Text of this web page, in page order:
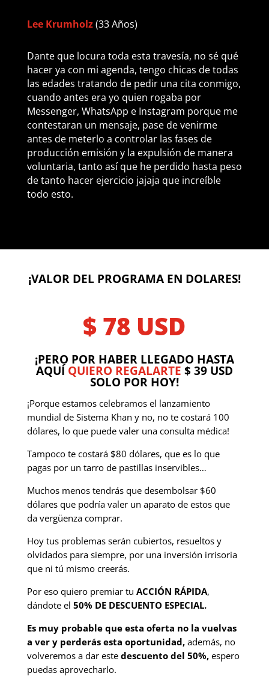
Lee Krumholz(33 Años)
Dante que locura toda esta travesía, no sé qué
hacer ya con mi agenda, tengo chicas de todas
las edades tratando de pedir una cita conmigo,
cuando antes era yo quien rogaba por
Messenger, WhatsApp e Instagram porque me
contestaran un mensaje, pase de venirme
antes de meterlo a controlar las fases de
producción emisión y la expulsión de manera
voluntaria, tanto así que he perdido hasta peso
de tanto hacer ejercicio jajaja que increíble
todo esto.
¡VALOR DEL PROGRAMA EN DOLARES!
$ 78 USD
¡PERO POR HABER LLEGADO HASTA
AQUÍ QUIERO REGALARTE $ 39 USD
SOLO POR HOY!
¡Porque estamoscelebramos el lanzamiento
mundial de Sistema Khan y no, no te costará 100
dólares, lo que puede valer una consulta médica!
Tampoco te costará $80 dólares, que es lo que
pagas por un tarro de pastillas inservibles…
Muchos menos tendrás que desembolsar $60
dólares que podría valer un aparato de estos que
da vergüenza comprar.
Hoy tus problemas serán cubiertos, resueltos y
olvidados para siempre, por una inversión irrisoria
que ni tú mismo creerás.
Por eso quiero premiar tu ACCIÓN RÁPIDA,
dándote el 50% DE DESCUENTO ESPECIAL.
Es muy probable que esta oferta no la vuelvas
a ver y perderás esta oportunidad, además, no
volveremos a dar estedescuento del 50%,espero
puedas aprovecharlo.